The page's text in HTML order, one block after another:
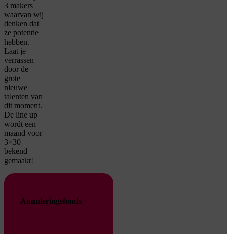
3 makers
waarvan wij
denken dat
ze potentie
hebben.
Laat je
verrassen
door de
grote
nieuwe
talenten van
dit moment.
De line up
wordt een
maand voor
3×30
bekend
gemaakt!
Annuleringsfonds